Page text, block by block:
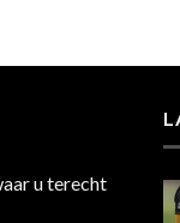
u terecht